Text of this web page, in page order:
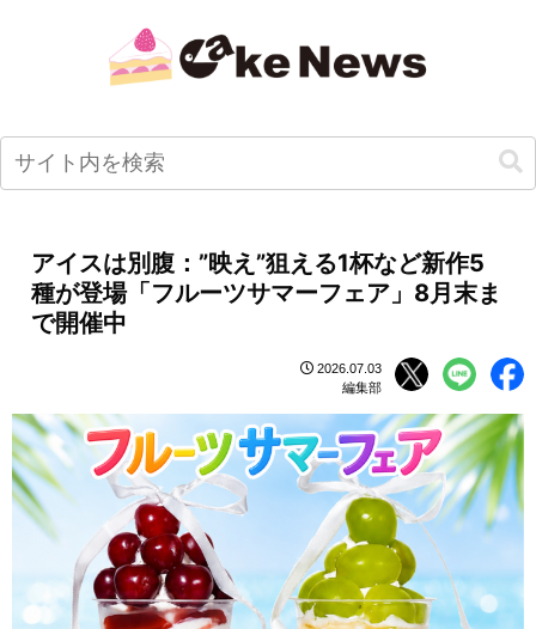
アイスは別腹：”映え”狙える1杯など新作5
種が登場「フルーツサマーフェア」8月末ま
で開催中
2026.07.03
編集部